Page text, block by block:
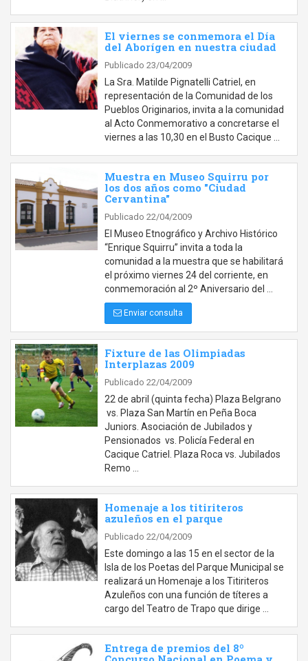
El viernes se conmemora el Día
del Aborígen en nuestra ciudad
Publicado 23/04/2009
La Sra. Matilde Pignatelli Catriel, en
representación de la Comunidad de los
Pueblos Originarios, invita a la comunidad
al Acto Conmemorativo a concretarse el
viernes a las 10,30 en el Busto Cacique …
Muestra en Museo Squirru por
los dos años como "Ciudad
Cervantina"
Publicado 22/04/2009
El Museo Etnográfico y Archivo Histórico
“Enrique Squirru” invita a toda la
comunidad a la muestra que se habilitará
el próximo viernes 24 del corriente, en
conmemoración al 2º Aniversario del …
Enviar consulta
Fixture de las Olimpiadas
Interplazas 2009
Publicado 22/04/2009
22 de abril (quinta fecha) Plaza Belgrano
vs. Plaza San Martín en Peña Boca
Juniors. Asociación de Jubilados y
Pensionados vs. Policía Federal en
Cacique Catriel. Plaza Roca vs. Jubilados
Remo …
Homenaje a los titiriteros
azuleños en el parque
Publicado 22/04/2009
Este domingo a las 15 en el sector de la
Isla de los Poetas del Parque Municipal se
realizará un Homenaje a los Titiriteros
Azuleños con una función de títeres a
cargo del Teatro de Trapo que dirige …
Entrega de premios del 8º